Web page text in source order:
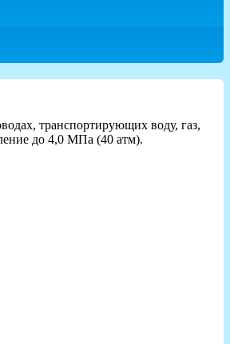
транспортирующих воду, газ,
до 4,0 МПа (40 атм).